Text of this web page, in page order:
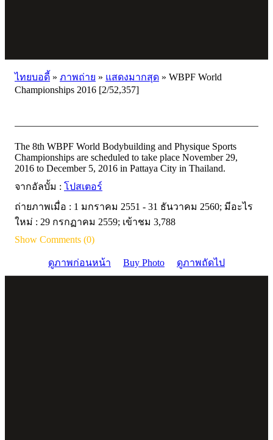
ไทยบอดี้ » ภาพถ่าย » แสดงมากสุด » WBPF World
Championships 2016 [2/52,357]
The 8th WBPF World Bodybuilding and Physique Sports
Championships are scheduled to take place November 29,
2016 to December 5, 2016 in Pattaya City in Thailand.
จากอัลบั้ม : โปสเตอร์
ถ่ายภาพเมื่อ : 1 มกราคม 2551 - 31 ธันวาคม 2560; มีอะไร
ใหม่ : 29 กรกฏาคม 2559; เข้าชม 3,788
Show Comments (0)
ดูภาพก่อนหน้า Buy Photo ดูภาพถัดไป